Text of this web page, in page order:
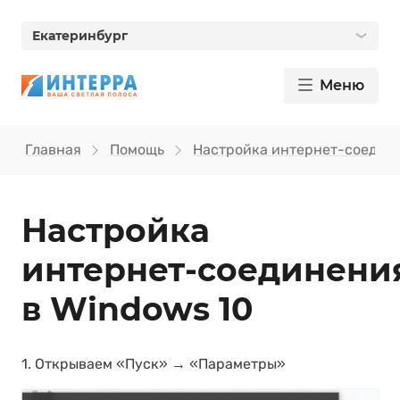
Екатеринбург
Меню
Главная Помощь Настройка интернет-
Настройка
в Windows 10
1. Открываем «Пуск» → «Параметры»